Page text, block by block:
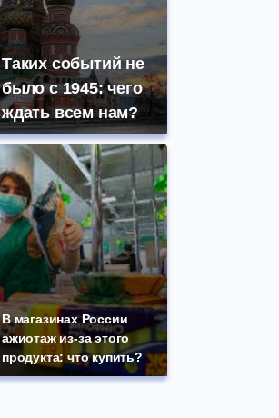
Таких событий не
было с 1945: чего
ждать всем нам?
В магазинах России
ажиотаж из-за этого
продукта: что купить?